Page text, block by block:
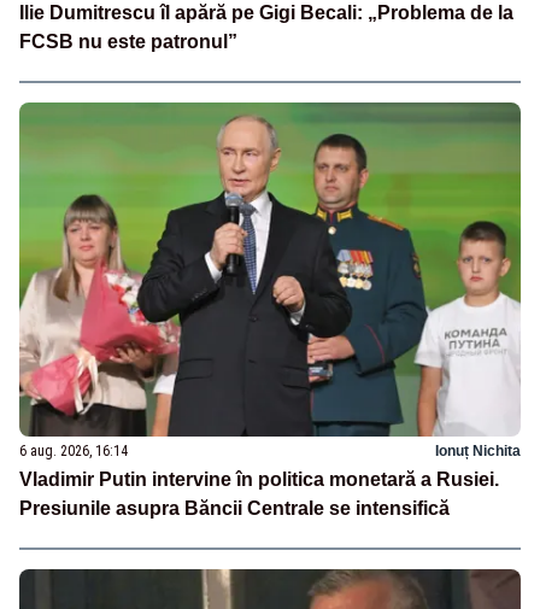
Ilie Dumitrescu îl apără pe Gigi Becali: „Problema de la
FCSB nu este patronul”
6 aug. 2026, 16:14 Ionuț Nichita
Vladimir Putin intervine în politica monetară a Rusiei.
Presiunile asupra Băncii Centrale se intensifică